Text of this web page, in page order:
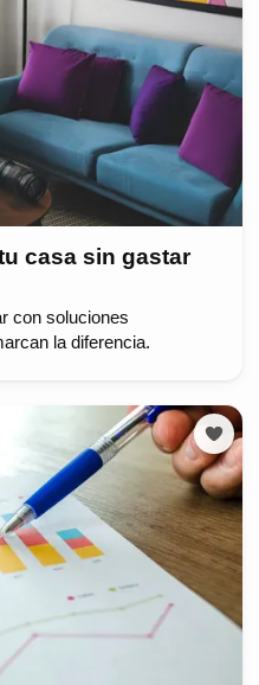
casa sin gastar
con soluciones
la diferencia.